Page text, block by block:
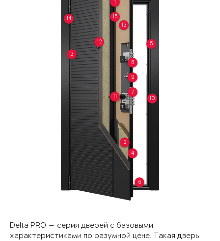
1
2
3
4
5
6
7
8
9
10
11
12
13
14 15
Delta PRO — серия дверей с базовыми
характеристиками по разумной цене. Такая дверь